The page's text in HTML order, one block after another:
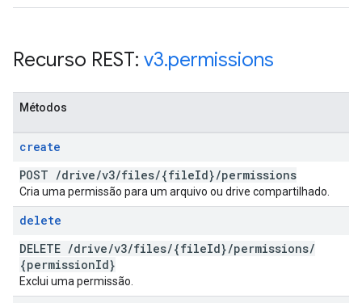
Recurso REST: v3.permissions
Métodos
create
POST /drive/v3/files/{fileId}/permissions
Cria uma permissão para um arquivo ou drive compartilhado.
delete
DELETE /drive/v3/files/{fileId}/permissions/
{permissionId}
Exclui uma permissão.